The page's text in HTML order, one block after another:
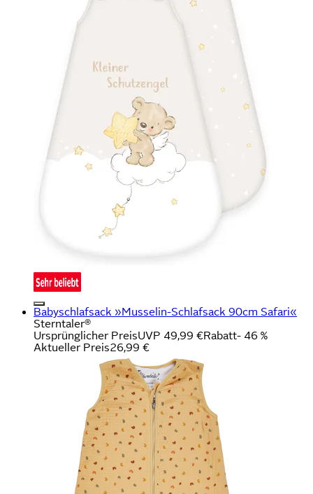
Babyschlafsack »Musselin-Schlafsack 90cm Safari«
Sterntaler®
Ursprünglicher PreisUVP 49,99 €Rabatt- 46 %
Aktueller Preis26,99 €